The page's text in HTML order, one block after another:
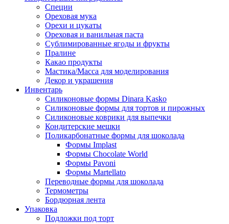
Специи
Ореховая мука
Орехи и цукаты
Ореховая и ванильная паста
Сублимированные ягоды и фрукты
Пралине
Какао продукты
Мастика/Масса для моделирования
Декор и украшения
Инвентарь
Силиконовые формы Dinara Kasko
Силиконовые формы для тортов и пирожных
Силиконовые коврики для выпечки
Кондитерские мешки
Поликарбонатные формы для шоколада
Формы Implast
Формы Chocolate World
Формы Pavoni
Формы Martellato
Переводные формы для шоколада
Термометры
Бордюрная лента
Упаковка
Подложки под торт